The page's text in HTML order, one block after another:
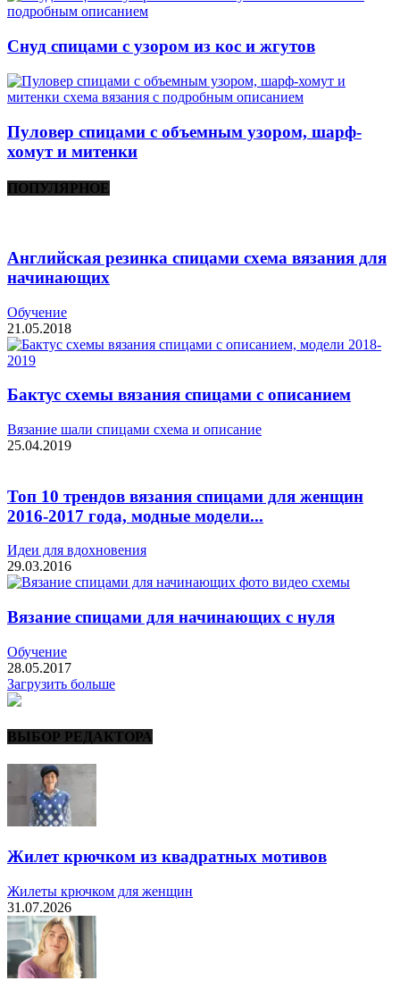
Снуд спицами с узором из кос и жгутов
Пуловер спицами с объемным узором, шарф-
хомут и митенки
ПОПУЛЯРНОЕ
Английская резинка спицами схема вязания для
начинающих
Обучение
21.05.2018
Бактус схемы вязания спицами с описанием
Вязание шали спицами схема и описание
25.04.2019
Топ 10 трендов вязания спицами для женщин
2016-2017 года, модные модели...
Идеи для вдохновения
29.03.2016
Вязание спицами для начинающих с нуля
Обучение
28.05.2017
Загрузить больше
ВЫБОР РЕДАКТОРА
Жилет крючком из квадратных мотивов
Жилеты крючком для женщин
31.07.2026